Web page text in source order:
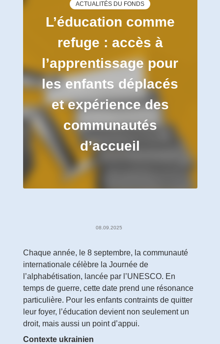
ACTUALITÉS DU FONDS
L’éducation comme
refuge : accès à
l’apprentissage pour
les enfants déplacés
et expérience des
communautés
d’accueil
08.09.2025
Chaque année, le 8 septembre, la communauté
internationale célèbre la Journée de
l’alphabétisation, lancée par l’UNESCO. En
temps de guerre, cette date prend une résonance
particulière. Pour les enfants contraints de quitter
leur foyer, l’éducation devient non seulement un
droit, mais aussi un point d’appui.
Contexte ukrainien